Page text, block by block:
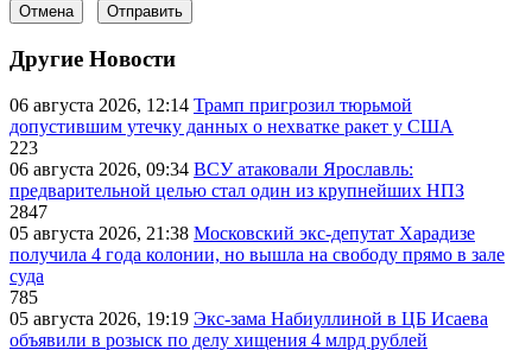
Отмена Отправить
Другие Новости
06 августа 2026, 12:14 Трамп пригрозил тюрьмой
допустившим утечку данных о нехватке ракет у США
223
06 августа 2026, 09:34 ВСУ атаковали Ярославль:
предварительной целью стал один из крупнейших НПЗ
2847
05 августа 2026, 21:38 Московский экс-депутат Харадизе
получила 4 года колонии, но вышла на свободу прямо в зале
суда
785
05 августа 2026, 19:19 Экс-зама Набиуллиной в ЦБ Исаева
объявили в розыск по делу хищения 4 млрд рублей